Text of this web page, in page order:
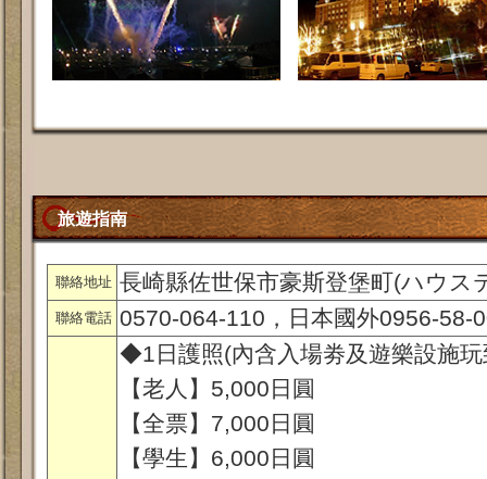
旅遊指南
聯絡地址 長崎縣佐世保市豪斯登堡町(ハウス
聯絡電話 0570-064-110，日本國外0956-58-
◆1日護照(內含入場劵及遊樂設施玩
【老人】5,000日圓
【全票】7,000日圓
【學生】6,000日圓